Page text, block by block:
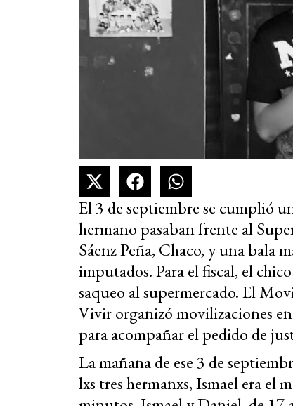
El 3 de septiembre se cumplió
hermano pasaban frente al
Sáenz Peña, Chaco, y una bala
imputados. Para el fiscal, el
saqueo al supermercado. El
Vivir organizó movilizaciones
para acompañar el pedido de
La mañana de ese 3 de
lxs tres hermanxs, Ismael era el